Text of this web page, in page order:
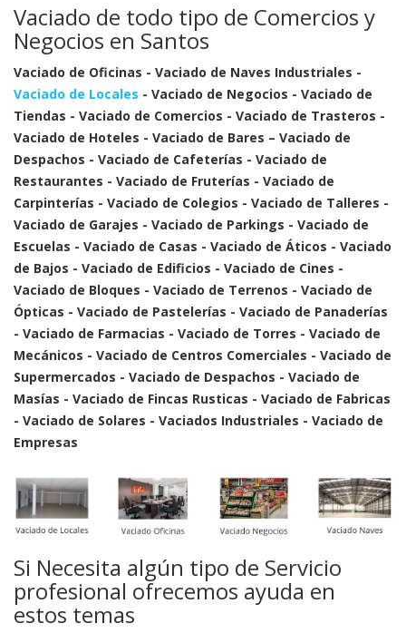
Vaciado de todo tipo de Comercios y
Negocios en Santos
Vaciado de Oficinas - Vaciado de Naves Industriales -
Vaciado de Locales - Vaciado de Negocios - Vaciado de
Tiendas - Vaciado de Comercios - Vaciado de Trasteros -
Vaciado de Hoteles - Vaciado de Bares – Vaciado de
Despachos - Vaciado de Cafeterías - Vaciado de
Restaurantes - Vaciado de Fruterías - Vaciado de
Carpinterías - Vaciado de Colegios - Vaciado de Talleres -
Vaciado de Garajes - Vaciado de Parkings - Vaciado de
Escuelas - Vaciado de Casas - Vaciado de Áticos - Vaciado
de Bajos - Vaciado de Edificios - Vaciado de Cines -
Vaciado de Bloques - Vaciado de Terrenos - Vaciado de
Ópticas - Vaciado de Pastelerías - Vaciado de Panaderías
- Vaciado de Farmacias - Vaciado de Torres - Vaciado de
Mecánicos - Vaciado de Centros Comerciales - Vaciado de
Supermercados - Vaciado de Despachos - Vaciado de
Masías - Vaciado de Fincas Rusticas - Vaciado de Fabricas
- Vaciado de Solares - Vaciados Industriales - Vaciado de
Empresas
Si Necesita algún tipo de Servicio
profesional ofrecemos ayuda en
estos temas